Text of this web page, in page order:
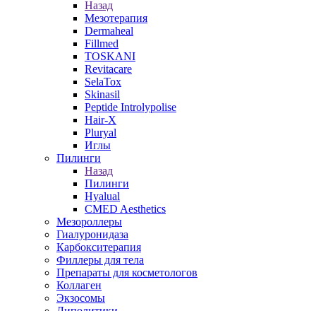
Назад
Мезотерапия
Dermaheal
Fillmed
TOSKANI
Revitacare
SelaTox
Skinasil
Peptide Introlypolise
Hair-X
Pluryal
Иглы
Пилинги
Назад
Пилинги
Hyalual
CMED Aesthetics
Мезороллеры
Гиалуронидаза
Карбокситерапия
Филлеры для тела
Препараты для косметологов
Коллаген
Экзосомы